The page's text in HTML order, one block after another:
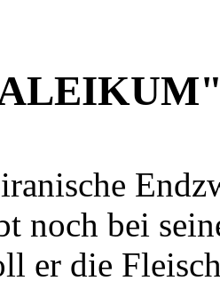
noch bei
er die